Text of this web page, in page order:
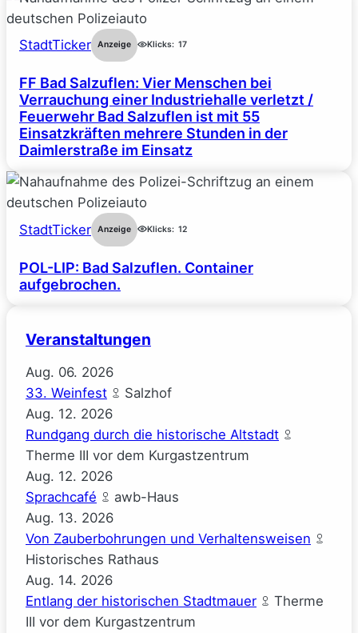
StadtTicker Anzeige Klicks: 17
FF Bad Salzuflen: Vier Menschen bei
Verrauchung einer Industriehalle verletzt /
Feuerwehr Bad Salzuflen ist mit 55
Einsatzkräften mehrere Stunden in der
Daimlerstraße im Einsatz
StadtTicker Anzeige Klicks: 12
POL-LIP: Bad Salzuflen. Container
aufgebrochen.
Veranstaltungen
Aug. 06. 2026
33. Weinfest
Salzhof
Aug. 12. 2026
Rundgang durch die historische Altstadt
Therme III vor dem Kurgastzentrum
Aug. 12. 2026
Sprachcafé
awb-Haus
Aug. 13. 2026
Von Zauberbohrungen und Verhaltensweisen
Historisches Rathaus
Aug. 14. 2026
Entlang der historischen Stadtmauer
Therme
III vor dem Kurgastzentrum